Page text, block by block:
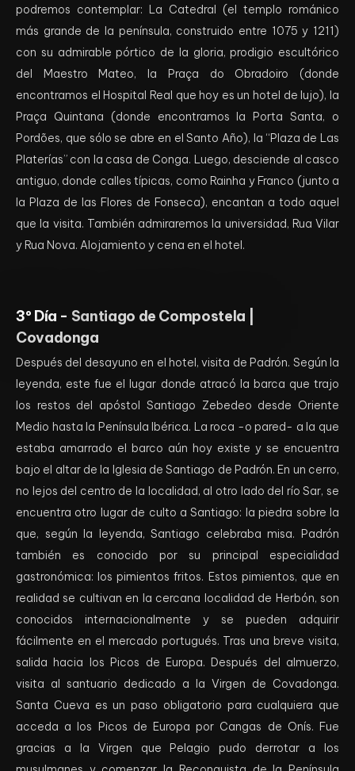
podremos contemplar: La Catedral (el templo románico
más grande de la península, construido entre 1075 y 1211)
con su admirable pórtico de la gloria, prodigio escultórico
del Maestro Mateo, la Praça do Obradoiro (donde
encontramos el Hospital Real que hoy es un hotel de lujo), la
Praça Quintana (donde encontramos la Porta Santa, o
Pordões, que sólo se abre en el Santo Año), la “Plaza de Las
Platerías” con la casa de Conga. Luego, desciende al casco
antiguo, donde calles típicas, como Rainha y Franco (junto a
la Plaza de las Flores de Fonseca), encantan a todo aquel
que la visita. También admiraremos la universidad, Rua Vilar
y Rua Nova. Alojamiento y cena en el hotel.
3º Día - Santiago de Compostela |
Covadonga
Después del desayuno en el hotel, visita de Padrón. Según la
leyenda, este fue el lugar donde atracó la barca que trajo
los restos del apóstol Santiago Zebedeo desde Oriente
Medio hasta la Península Ibérica. La roca -o pared- a la que
estaba amarrado el barco aún hoy existe y se encuentra
bajo el altar de la Iglesia de Santiago de Padrón. En un cerro,
no lejos del centro de la localidad, al otro lado del río Sar, se
encuentra otro lugar de culto a Santiago: la piedra sobre la
que, según la leyenda, Santiago celebraba misa. Padrón
también es conocido por su principal especialidad
gastronómica: los pimientos fritos. Estos pimientos, que en
realidad se cultivan en la cercana localidad de Herbón, son
conocidos internacionalmente y se pueden adquirir
fácilmente en el mercado portugués. Tras una breve visita,
salida hacia los Picos de Europa. Después del almuerzo,
visita al santuario dedicado a la Virgen de Covadonga.
Santa Cueva es un paso obligatorio para cualquiera que
acceda a los Picos de Europa por Cangas de Onís. Fue
gracias a la Virgen que Pelagio pudo derrotar a los